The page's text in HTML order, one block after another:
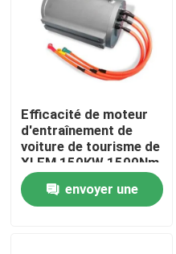
Contactez-nous
Les affaires
Dynamomètre de couple
Efficacité de moteur
d'entraînement de
voiture de tourisme de
XLEM 150KW 1500Nm
3000rpm de moteur
envoyer une